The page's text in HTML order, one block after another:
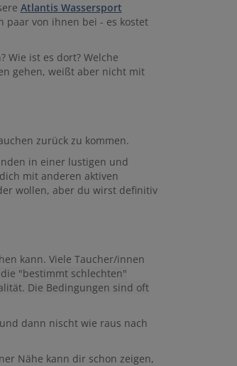
Atlantis Wassersport
paar von ihnen bei - es kostet
Wie ist es dort? Welche
gehen, weißt aber nicht mit
zurück zu kommen.
in einer lustigen und
mit anderen aktiven
wollen, aber du wirst definitiv
kann. Viele Taucher/innen
"bestimmt schlechten"
Die Bedingungen sind oft
dann nischt wie raus nach
Nähe kann dir schon zeigen,